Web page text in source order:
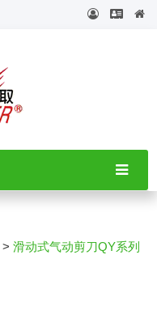
> 滑动式气动剪刀QY系列